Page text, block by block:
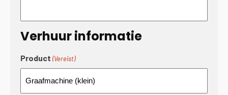
Verhuur informatie
Product (Vereist)